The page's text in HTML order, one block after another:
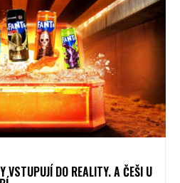
VSTUPUJÍ DO REALITY. A ČEŠI U